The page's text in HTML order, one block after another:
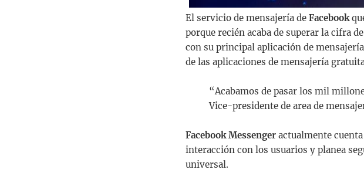
El servicio de mensajería de Facebook
porque recién acaba de superar la cifra
con su principal aplicación de
de las aplicaciones de mensajería
“Acabamos de pasar los mil
Vice-presidente de area de
Facebook Messenger actualmente
interacción con los usuarios y planea
universal.